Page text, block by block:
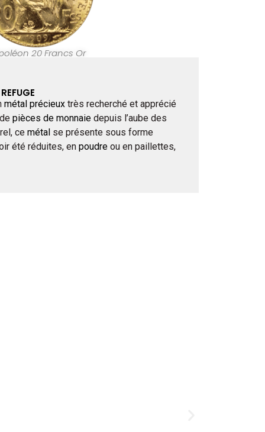
20 Francs Or
métal précieuxtrès recherché et apprécié
pièces de monnaiedepuis l’aube des
ce métal se présente sous forme
été réduites, en poudreou en paillettes,